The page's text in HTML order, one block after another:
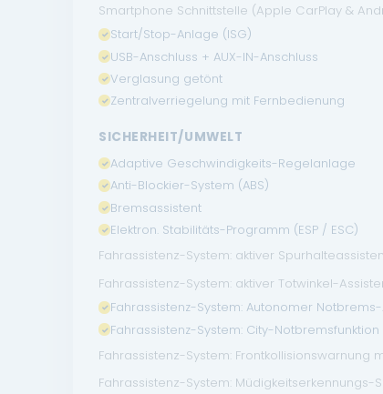
Smartphone Schnittstelle (Apple CarPlay &
Start/Stop-Anlage (ISG)
USB-Anschluss + AUX-IN-Anschluss
Verglasung getönt
Zentralverriegelung mit Fernbedienung
SICHERHEIT/UMWELT
Adaptive Geschwindigkeits-Regelanlage
Anti-Blockier-System (ABS)
Bremsassistent
Elektron. Stabilitäts-Programm (ESP / ESC)
Fahrassistenz-System: aktiver
Fahrassistenz-System: aktiver Totwinkel-
Fahrassistenz-System: Autonomer
Fahrassistenz-System: City-Notbremsfunktion
Fahrassistenz-System:
Fahrassistenz-System: Müdigkeitserkennungs-